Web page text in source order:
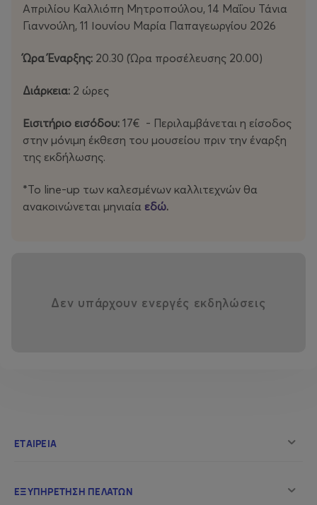
Απριλίου Καλλιόπη Μητροπούλου, 14 Μαΐου Τάνια
Γιαννούλη, 11 Ιουνίου Μαρία Παπαγεωργίου 2026
Ώρα Έναρξης: 20.30 (Ώρα προσέλευσης 20.00)
Διάρκεια: 2 ώρες
Εισιτήριο εισόδου: 17€ - Περιλαμβάνεται η είσοδος
στην μόνιμη έκθεση του μουσείου πριν την έναρξη
της εκδήλωσης.
*Το line-up των καλεσμένων καλλιτεχνών θα
ανακοινώνεται μηνιαία εδώ.
Δεν υπάρχουν ενεργές εκδηλώσεις